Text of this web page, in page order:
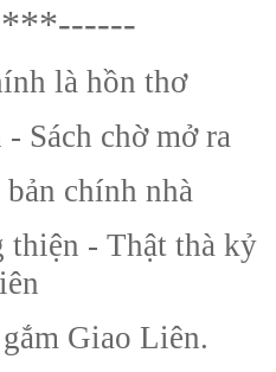
là hồn thơ
Sách chờ mở ra
bản chính nhà
thiện - Thật thà kỷ
Giao Liên.